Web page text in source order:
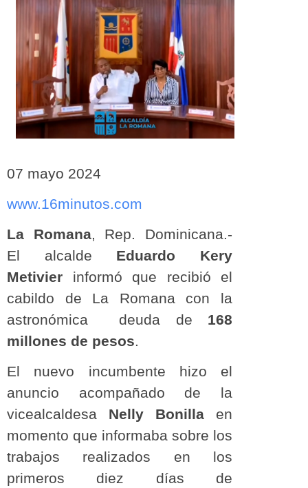
07 mayo 2024
www.16minutos.com
La Romana, Rep. Dominicana.-
El alcalde Eduardo Kery
Metivier informó que recibió el
cabildo de La Romana con la
astronómica deuda de 168
millones de pesos.
El nuevo incumbente hizo el
anuncio acompañado de la
vicealcaldesa Nelly Bonilla en
momento que informaba sobre los
trabajos realizados en los
primeros diez días de